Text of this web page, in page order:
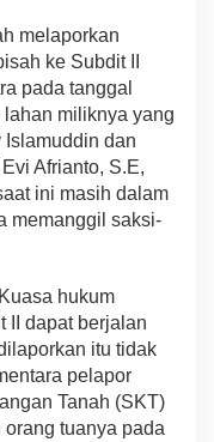
melaporkan
ke Subdit II
pada tanggal
miliknya yang
dan
Afrianto, S.E,
ini masih dalam
memanggil saksi-
hukum
II dapat berjalan
itu tidak
pelapor
Tanah (SKT)
tuanya pada